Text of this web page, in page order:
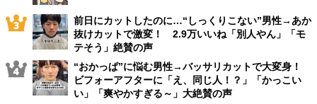
前日にカットしたのに…“しっくりこない”男性→あか
抜けカットで激変！ 2.9万いいね「別人やん」「モ
テそう」絶賛の声
“おかっぱ”に悩む男性→バッサリカットで大変身！
ビフォーアフターに「え、同じ人！？」「かっこい
い」「爽やかすぎる～」大絶賛の声